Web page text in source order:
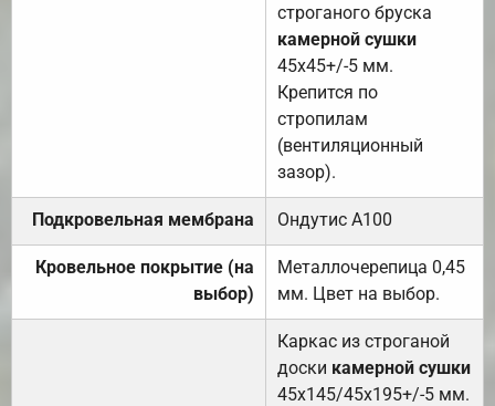
строганого бруска
камерной сушки
45х45+/-5 мм.
Крепится по
стропилам
(вентиляционный
зазор).
Подкровельная мембрана Ондутис А100
Кровельное покрытие (на
выбор)
Металлочерепица 0,45
мм. Цвет на выбор.
Каркас из строганой
доски камерной сушки
45х145/45х195+/-5 мм.